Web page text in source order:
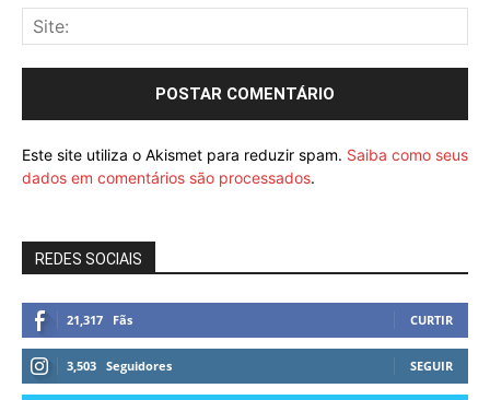
Este site utiliza o Akismet para reduzir spam. Saiba como seus
dados em comentários são processados.
REDES SOCIAIS
21,317 Fãs CURTIR
3,503 Seguidores SEGUIR